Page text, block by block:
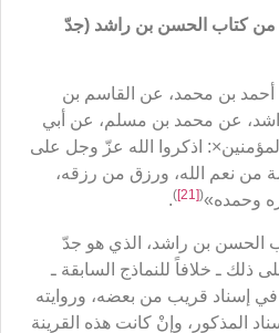
من كتاب الحسن بن راشد (جدّ
بن محمد، عن القاسم بن
عن محمد بن مسلم، عن أبي
اذكروا الله عزّ وجل على
من نعم الله، ورزق من رزقه،
وحمده»(
[21]
)
.
الحسن بن راشد، الذي هو جدّ
ذلك ـ خلافاً للنماذج السابقة ـ
إسناد قريب من بعضه، وروايته
المذكور، وإنْ كانت هذه القرينة